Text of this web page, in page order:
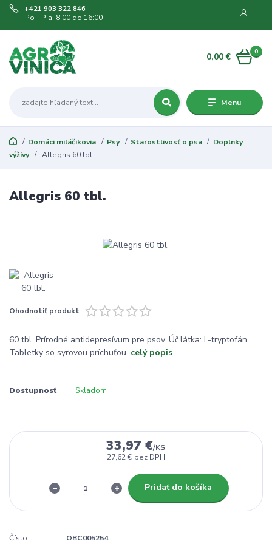
Menu
+421 903 322 846
Po - Pia: 8:00 do 16:00
0
0,00 €
Domáci miláčikovia Psy Starostlivosť o psa
Doplnky
výživy
Allegris 60 tbl.
Allegris 60 tbl.
Ohodnotiť produkt
60 tbl. Prírodné antidepresívum pre psov. Úč.látka: L-tryptofán.
Tabletky so syrovou príchuťou. celý popis
Dostupnosť Skladom
33,97 €/KS
27,62 € bez DPH
Pridať do košíka
Číslo OBC005254